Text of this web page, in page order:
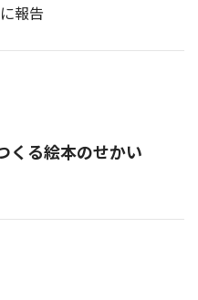
報告
くる絵本のせかい